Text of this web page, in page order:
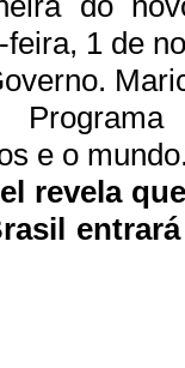
1 de
e o
revela